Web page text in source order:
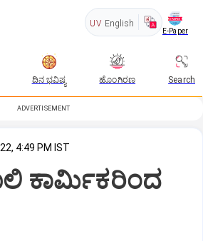
UV English
E-Paper
ದಿನ ಭವಿಷ್ಯ ಹೊಂಗಿರಣ Search
ADVERTISEMENT
4:49 PM IST
ಕಾರ್ಮಿಕರಿಂದ